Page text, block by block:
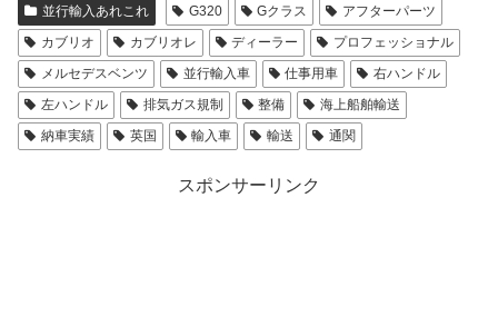
並行輸入あれこれ G320 Gクラス
アフターパーツ
カブリオ
カブリオレ ディーラー
プロフェッショナル
メルセデスベンツ
並行輸入車 仕事用車
右ハンドル
左ハンドル
排気ガス規制 整備
海上船舶輸送
納車実績
英国 輸入車 輸送 通関
スポンサーリンク